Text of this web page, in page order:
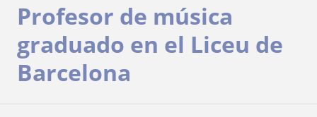
Profesor de música
graduado en el Liceu de
Barcelona